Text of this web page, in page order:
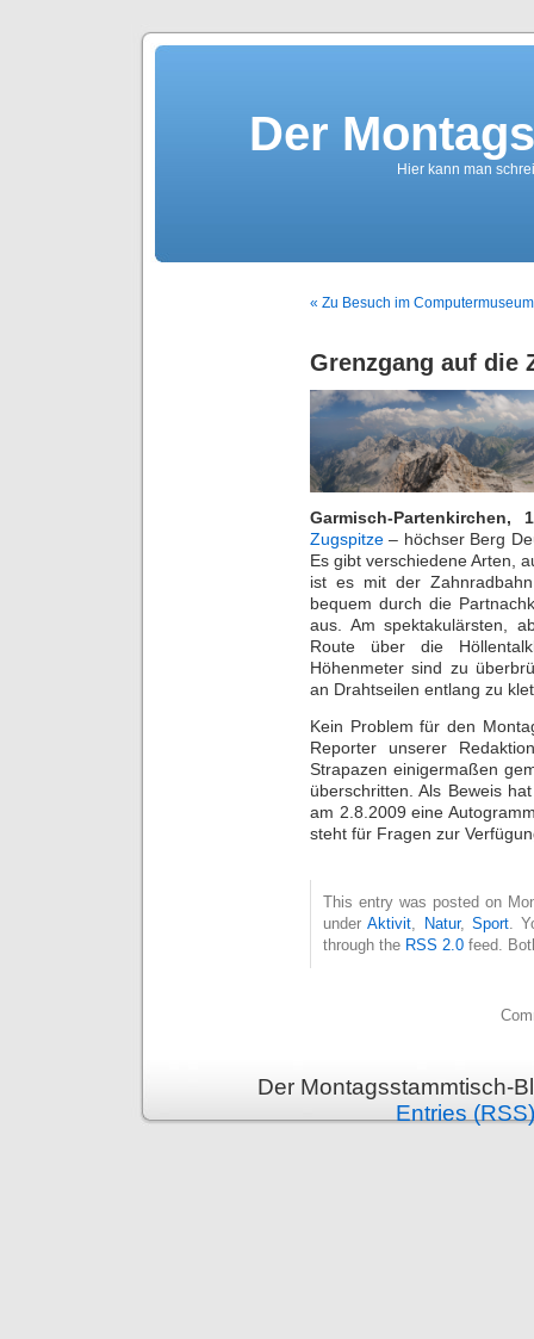
Der
Hier kann man
« Zu Besuch im
Grenzgang auf die
Garmisch-Partenkirchen,
Zugspitze – höchser Berg
Es gibt verschiedene Arten,
ist es mit der
bequem durch die
aus. Am spektakulärsten,
Route über die
Höhenmeter sind zu
an Drahtseilen entlang zu
Kein Problem für den
Reporter unserer
Strapazen einigermaßen
überschritten. Als Beweis
am 2.8.2009 eine
steht für Fragen zur
This entry was posted on
underAktivit Natur,Sport .
through the RSS 2.0 feed.
Der Montagsstammtisch-
Entries (RSS)